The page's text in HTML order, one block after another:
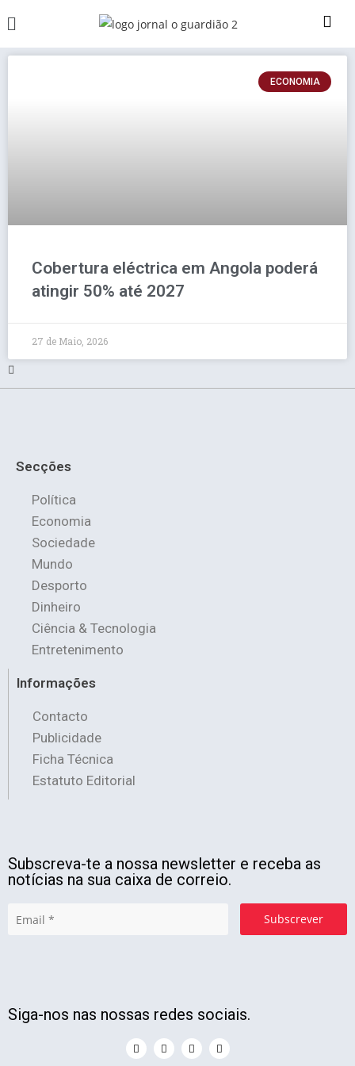
ECONOMIA
Cobertura eléctrica em Angola poderá
atingir 50% até 2027
27 de Maio, 2026
Secções
Política
Economia
Sociedade
Mundo
Desporto
Dinheiro
Ciência & Tecnologia
Entretenimento
Informações
Contacto
Publicidade
Ficha Técnica
Estatuto Editorial
Subscreva-te a nossa newsletter e receba as
notícias na sua caixa de correio.
Subscrever
Siga-nos nas nossas redes sociais.